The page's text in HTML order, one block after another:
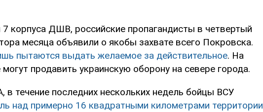
корпуса ДШВ, российские пропагандисты в четвертый
месяца объявили о якобы захвате всего Покровска.
пытаются выдать желаемое за действительное. На
продавить украинскую оборону на севере города.
в течение последних нескольких недель бойцы ВСУ
над примерно 16 квадратными километрами территории